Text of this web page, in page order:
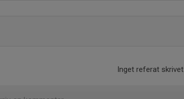
Inget referat skrivet